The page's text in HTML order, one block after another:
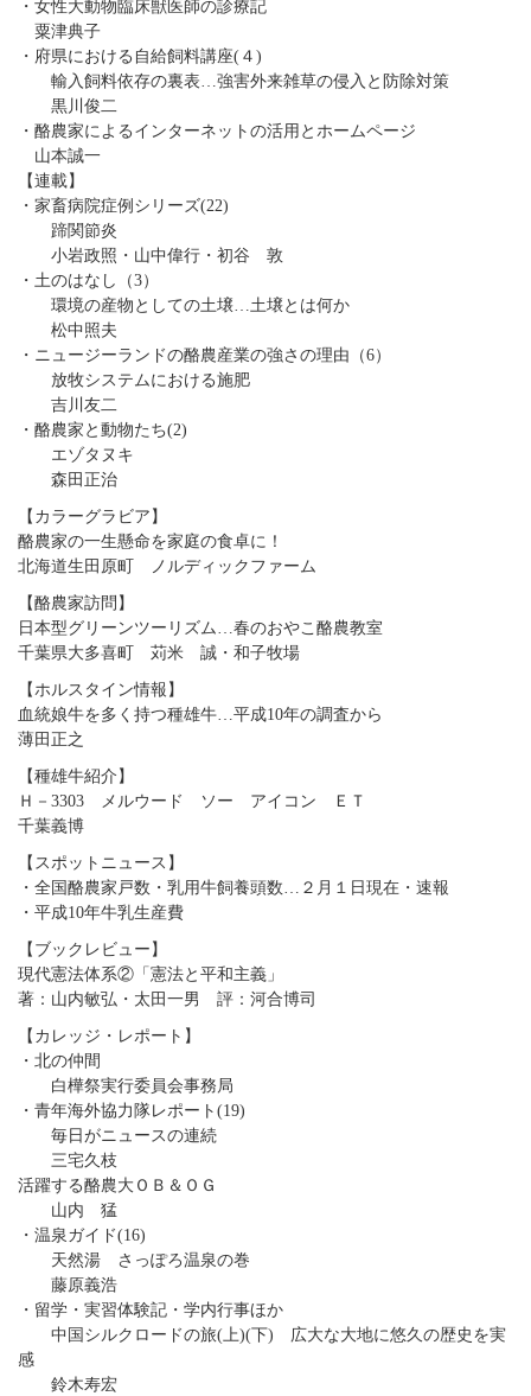
・女性大動物臨床獣医師の診療記
粟津典子
・府県における自給飼料講座(４)
輸入飼料依存の裏表…強害外来雑草の侵入と防除対策
黒川俊二
・酪農家によるインターネットの活用とホームページ
山本誠一
【連載】
・家畜病院症例シリーズ(22)
蹄関節炎
小岩政照・山中偉行・初谷 敦
・土のはなし（3）
環境の産物としての土壌…土壌とは何か
松中照夫
・ニュージーランドの酪農産業の強さの理由（6）
放牧システムにおける施肥
吉川友二
・酪農家と動物たち(2)
エゾタヌキ
森田正治
【カラーグラビア】
酪農家の一生懸命を家庭の食卓に！
北海道生田原町 ノルディックファーム
【酪農家訪問】
日本型グリーンツーリズム…春のおやこ酪農教室
千葉県大多喜町 苅米 誠・和子牧場
【ホルスタイン情報】
血統娘牛を多く持つ種雄牛…平成10年の調査から
薄田正之
【種雄牛紹介】
Ｈ－3303 メルウード ソー アイコン ＥＴ
千葉義博
【スポットニュース】
・全国酪農家戸数・乳用牛飼養頭数…２月１日現在・速報
・平成10年牛乳生産費
【ブックレビュー】
現代憲法体系②「憲法と平和主義」
著：山内敏弘・太田一男 評：河合博司
【カレッジ・レポート】
・北の仲間
白樺祭実行委員会事務局
・青年海外協力隊レポート(19)
毎日がニュースの連続
三宅久枝
活躍する酪農大ＯＢ＆ＯＧ
山内 猛
・温泉ガイド(16)
天然湯 さっぽろ温泉の巻
藤原義浩
・留学・実習体験記・学内行事ほか
中国シルクロードの旅(上)(下) 広大な大地に悠久の歴史を実
感
鈴木寿宏